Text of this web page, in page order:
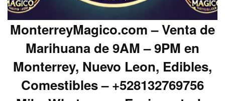
MonterreyMagico.com – Venta de
Marihuana de 9AM – 9PM en
Monterrey, Nuevo Leon, Edibles,
Comestibles – +528132769756